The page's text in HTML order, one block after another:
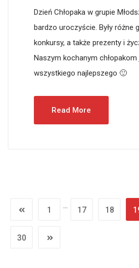
Dzień Chłopaka w grupie
bardzo uroczyście. Były różne
konkursy, a także prezenty i
Naszym kochanym
wszystkiego najlepszego 🙂
Read More
1 … 17 18
30